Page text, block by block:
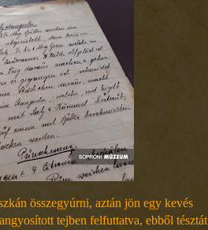
összegyúrni, aztán jön egy kevés
tejben felfuttatva, ebből tésztát